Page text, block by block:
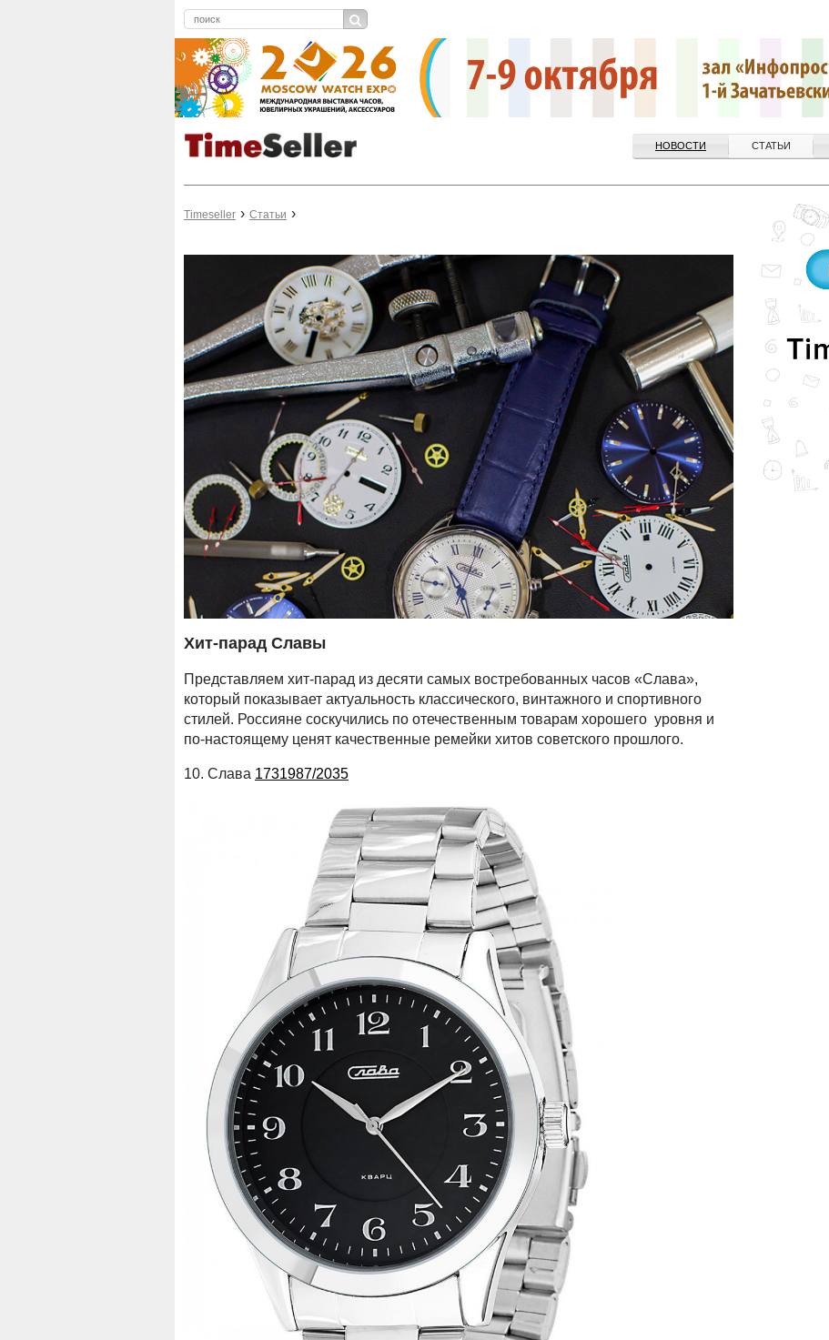
НОВОСТИ СТАТЬИ
Timeseller Статьи
Хит-парад Славы
Представляем хит-парад из десяти самых востребованных часов «Слава»,
который показывает актуальность классического, винтажного и спортивного
стилей. Россияне соскучились по отечественным товарам хорошего уровня и
по-настоящему ценят качественные ремейки хитов советского прошлого.
10. Слава 1731987/2035